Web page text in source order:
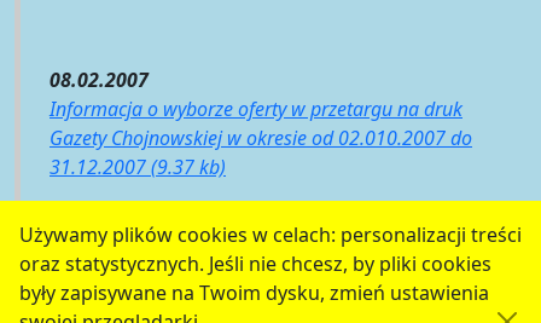
Używamy plików cookies w celach: personalizacji treści
oraz statystycznych. Jeśli nie chcesz, by pliki cookies
były zapisywane na Twoim dysku, zmień ustawienia
08.02.2007
Informacja o wyborze oferty w przetargu na druk
Gazety Chojnowskiej w okresie od 02.010.2007 do
31.12.2007 (9.37 kb)
serwis jest częścią portalu miejskiegowww.chojnow.eu
przygotowanego przez
MEDIART (w